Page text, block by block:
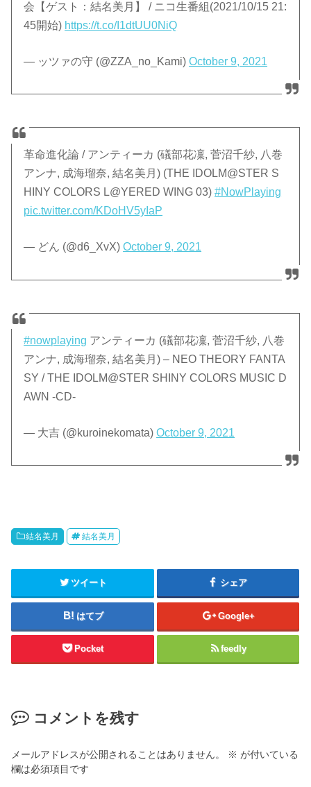
会【ゲスト：結名美月】 / ニコ生番組(2021/10/15 21:
45開始) https://t.co/I1dtUU0NiQ
— ッツァの守 (@ZZA_no_Kami)October 9, 2021
革命進化論 / アンティーカ (礒部花凜, 菅沼千紗, 八巻
アンナ, 成海瑠奈, 結名美月) (THE IDOLM@STER S
HINY COLORS L@YERED WING 03)#NowPlaying
pic.twitter.com/KDoHV5yIaP
— どん (@d6_XvX)October 9, 2021
#nowplaying アンティーカ (礒部花凜, 菅沼千紗, 八巻
アンナ, 成海瑠奈, 結名美月) – NEO THEORY FANTA
SY / THE IDOLM@STER SHINY COLORS MUSIC D
AWN -CD-
— 大吉 (@kuroinekomata)October 9, 2021
結名美月 結名美月
ツイート シェア
はてブ Google+
Pocket feedly
コメントを残す
メールアドレスが公開されることはありません。 ※ が付いている
欄は必須項目です